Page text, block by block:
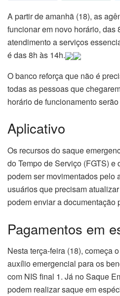
A partir de amanhã (18), as
funcionar em novo horário, das
atendimento a serviços
é das 8h às 14h.
O banco reforça que não é
todas as pessoas que
horário de funcionamento
Aplicativo
Os recursos do saque
do Tempo de Serviço (FGTS)
podem ser movimentados pelo
usuários que precisam
podem enviar a documentação
Pagamentos em
Nesta terça-feira (18), começa
auxílio emergencial para os
com NIS final 1. Já no Saque
podem realizar saque em